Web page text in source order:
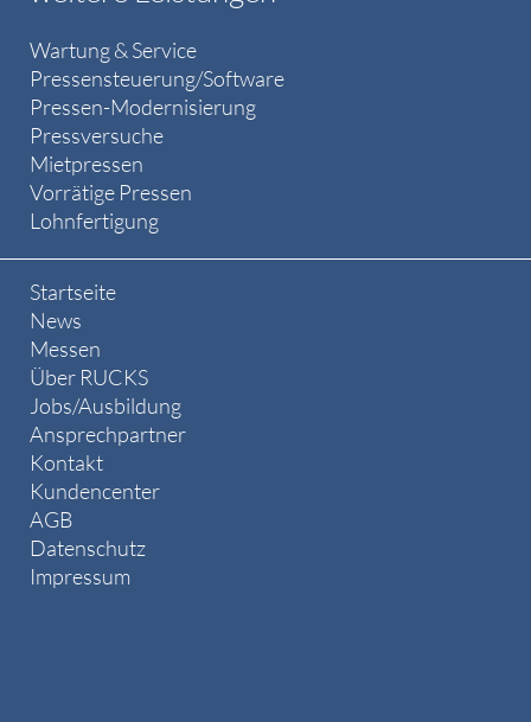
Wartung & Service
Pressensteuerung/Software
Pressen-Modernisierung
Pressversuche
Mietpressen
Vorrätige Pressen
Lohnfertigung
Startseite
News
Messen
Über RUCKS
Jobs/Ausbildung
Ansprechpartner
Kontakt
Kundencenter
AGB
Datenschutz
Impressum